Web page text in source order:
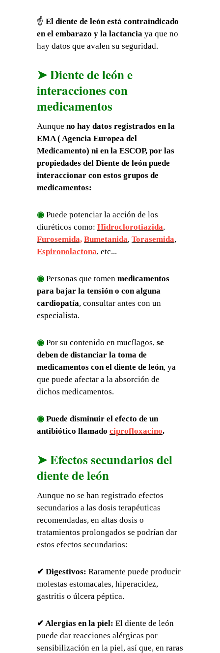
☝ El diente de león está contraindicado
en el embarazo y la lactancia ya que no
hay datos que avalen su seguridad.
➤ Diente de león e
interacciones con
medicamentos
Aunque no hay datos registrados en la
EMA ( Agencia Europea del
Medicamento) ni en la ESCOP, por las
propiedades del Diente de león puede
interaccionar con estos grupos de
medicamentos:
◉ Puede potenciar la acción de los
diuréticos como: Hidroclorotiazida,
Furosemida, Bumetanida, Torasemida,
Espironolactona, etc...
◉ Personas que tomen medicamentos
para bajar la tensión o con alguna
cardiopatía, consultar antes con un
especialista.
◉ Por su contenido en mucílagos, se
deben de distanciar la toma de
medicamentos con el diente de león, ya
que puede afectar a la absorción de
dichos medicamentos.
◉ Puede disminuir el efecto de un
antibiótico llamado ciprofloxacino.
➤ Efectos secundarios del
diente de león
Aunque no se han registrado efectos
secundarios a las dosis terapéuticas
recomendadas, en altas dosis o
tratamientos prolongados se podrían dar
estos efectos secundarios:
✔ Digestivos: Raramente puede producir
molestas estomacales, hiperacidez,
gastritis o úlcera péptica.
✔ Alergias en la piel: El diente de león
puede dar reacciones alérgicas por
sensibilización en la piel, así que, en raras